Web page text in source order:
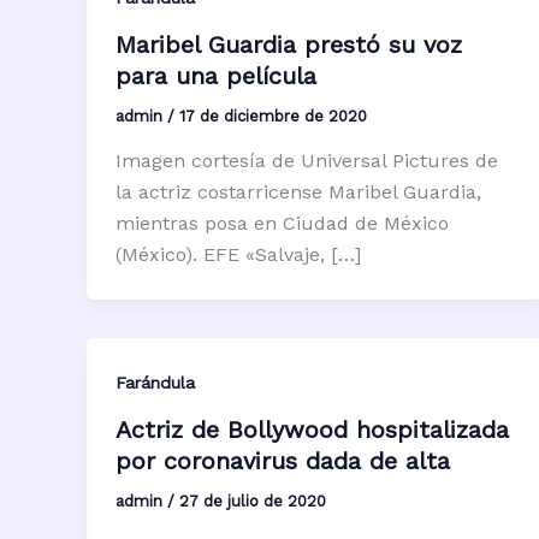
Maribel Guardia prestó su voz
para una película
admin / 17 de diciembre de 2020
Imagen cortesía de Universal Pictures de
la actriz costarricense Maribel Guardia,
mientras posa en Ciudad de México
(México). EFE «Salvaje, […]
Farándula
Actriz de Bollywood hospitalizada
por coronavirus dada de alta
admin / 27 de julio de 2020